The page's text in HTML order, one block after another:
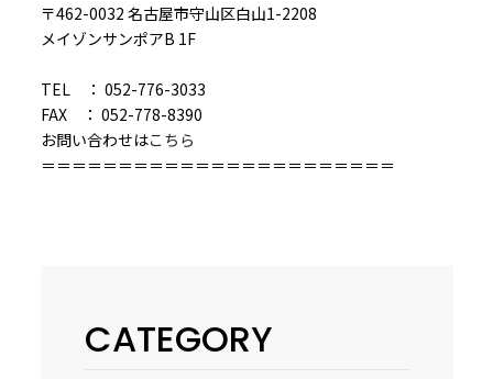
〒462-0032 名古屋市守山区白山1-2208
メイゾンサンポアB 1F
TEL ： 052-776-3033
FAX ： 052-778-8390
お問い合わせはこちら
＝＝＝＝＝＝＝＝＝＝＝＝＝＝＝＝＝＝＝＝＝＝＝
CATEGORY